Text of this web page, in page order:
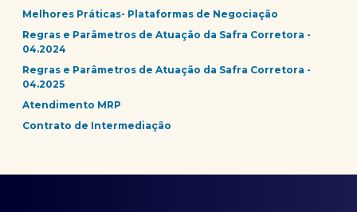
Melhores Práticas- Plataformas de Negociação
Regras e Parâmetros de Atuação da Safra Corretora -
04.2024
Regras e Parâmetros de Atuação da Safra Corretora -
04.2025
Atendimento MRP
Contrato de Intermediação